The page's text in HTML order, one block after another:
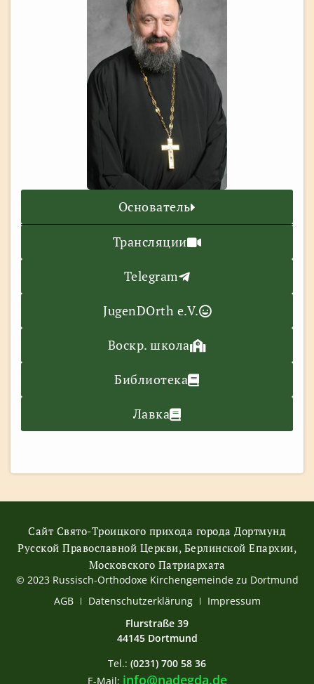
Основатель
Трансляции
Telegram
JugenDOrth e.V.
Воскр. школа
Библиотека
Лавка
Сайт Свято-Троицкого прихода города Дортмунд
Русской Православной Церкви, Берлинской Епархии,
Московского Патриархата
© 2023 Russisch-Orthodoxe Kirchengemeinde zu Dortmund
АGB
Datenschutzerklärung
Impressum
Flurstraße 39
44145 Dortmund
Tel.: (0231) 700 58 36
E-Mail: info@nadegda.de